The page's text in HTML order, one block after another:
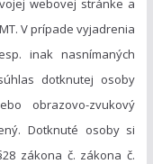
webovej stránke a
V prípade vyjadrenia
inak nasnímaných
dotknutej osoby
obrazovo-zvukový
Dotknuté osoby si
zákona č. zákona č.